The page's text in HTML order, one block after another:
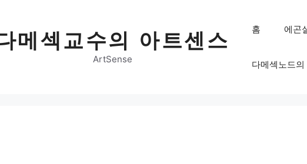
메섹교수의 아트센스
ArtSense
홈 에곤
다메섹노드의